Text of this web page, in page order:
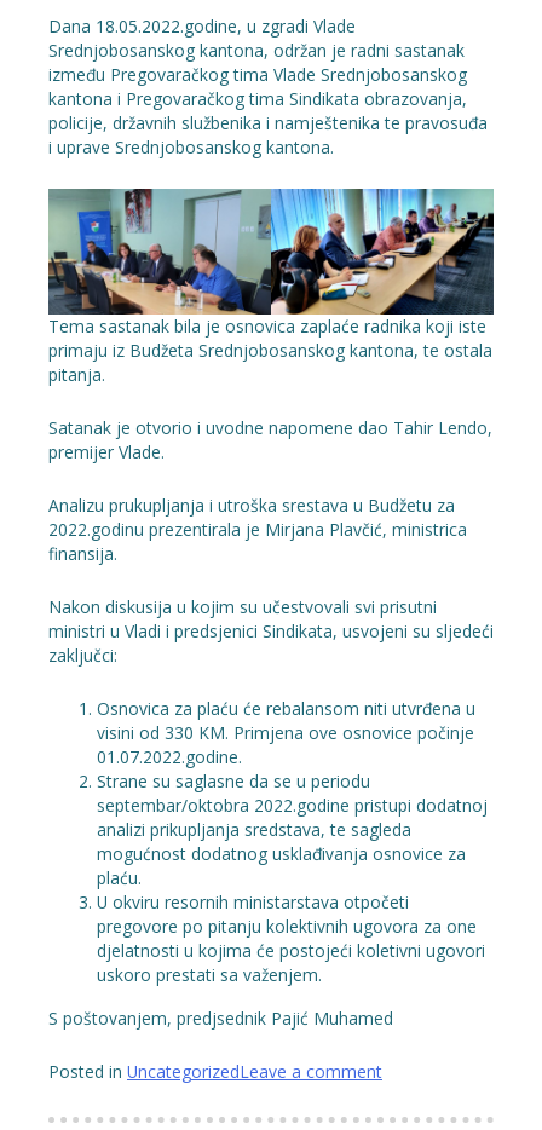
Dana 18.05.2022.godine, u zgradi Vlade
Srednjobosanskog kantona, održan je radni sastanak
između Pregovaračkog tima Vlade Srednjobosanskog
kantona i Pregovaračkog tima Sindikata obrazovanja,
policije, državnih službenika i namještenika te pravosuđa
i uprave Srednjobosanskog kantona.
Tema sastanak bila je osnovica zaplaće radnika koji iste
primaju iz Budžeta Srednjobosanskog kantona, te ostala
pitanja.
Satanak je otvorio i uvodne napomene dao Tahir Lendo,
premijer Vlade.
Analizu prukupljanja i utroška srestava u Budžetu za
2022.godinu prezentirala je Mirjana Plavčić, ministrica
finansija.
Nakon diskusija u kojim su učestvovali svi prisutni
ministri u Vladi i predsjenici Sindikata, usvojeni su sljedeći
zaključci:
Osnovica za plaću će rebalansom niti utvrđena u
visini od 330 KM. Primjena ove osnovice počinje
01.07.2022.godine.
Strane su saglasne da se u periodu
septembar/oktobra 2022.godine pristupi dodatnoj
analizi prikupljanja sredstava, te sagleda
mogućnost dodatnog usklađivanja osnovice za
plaću.
U okviru resornih ministarstava otpočeti
pregovore po pitanju kolektivnih ugovora za one
djelatnosti u kojima će postojeći koletivni ugovori
uskoro prestati sa važenjem.
S poštovanjem, predjsednik Pajić Muhamed
Posted in UncategorizedLeave a comment